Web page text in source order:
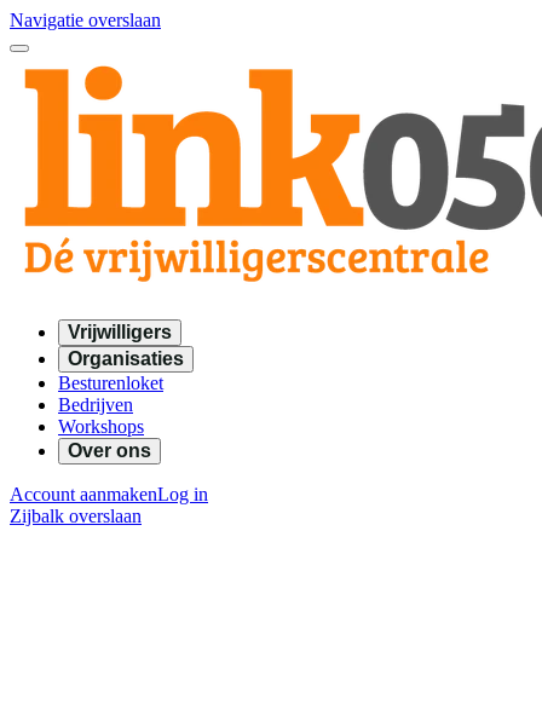
Navigatie overslaan
Vrijwilligers
Organisaties
Besturenloket
Bedrijven
Workshops
Over ons
Account aanmakenLog in
Zijbalk overslaan